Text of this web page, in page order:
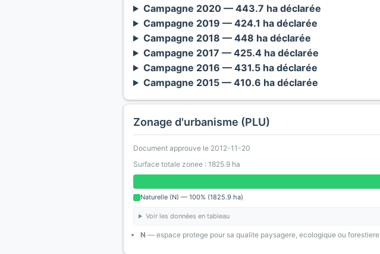
Campagne 2020 — 443.7 ha déclarée
Campagne 2019 — 424.1 ha déclarée
Campagne 2018 — 448 ha déclarée
Campagne 2017 — 425.4 ha déclarée
Campagne 2016 — 431.5 ha déclarée
Campagne 2015 — 410.6 ha déclarée
Zonage d'urbanisme (PLU)
Document approuve le 2012-11-20
Surface totale zonee : 1825.9 ha
Naturelle (N) — 100% (1825.9 ha)
Voir les données en tableau
N — espace protege pour sa qualite paysagere, ecologique ou forestiere